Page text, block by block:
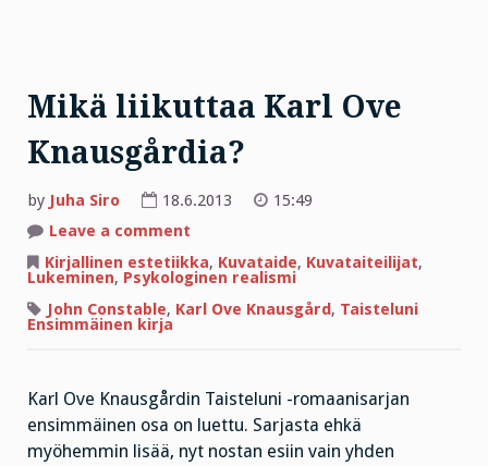
Mikä liikuttaa Karl Ove
Knausgårdia?
by Juha Siro 18.6.2013
15:49
Leave a comment
liikuttaa
Karl
Ove
Knausgårdia?
Kirjallinen estetiikka, Kuvataide, Kuvataiteilijat,
Lukeminen, Psykologinen realismi
John Constable, Karl Ove Knausgård, Taisteluni
Ensimmäinen kirja
Karl Ove Knausgårdin Taisteluni -romaanisarjan
ensimmäinen osa on luettu. Sarjasta ehkä
myöhemmin lisää, nyt nostan esiin vain yhden